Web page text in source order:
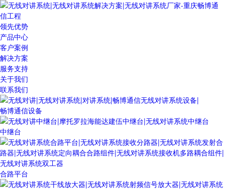
领先优势
产品中心
客户案例
解决方案
服务支持
关于我们
联系我们
畅博通信设备
中继台
合路平台